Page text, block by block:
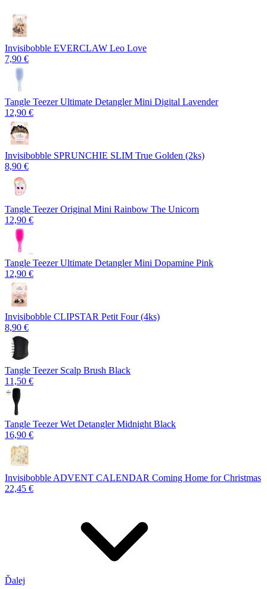
Invisibobble EVERCLAW Leo Love
7,90 €
Tangle Teezer Ultimate Detangler Mini Digital Lavender
12,90 €
Invisibobble SPRUNCHIE SLIM True Golden (2ks)
8,90 €
Tangle Teezer Original Mini Rainbow The Unicorn
12,90 €
Tangle Teezer Ultimate Detangler Mini Dopamine Pink
12,90 €
Invisibobble CLIPSTAR Petit Four (4ks)
8,90 €
Tangle Teezer Scalp Brush Black
11,50 €
Tangle Teezer Wet Detangler Midnight Black
16,90 €
Invisibobble ADVENT CALENDAR Coming Home for Christmas
22,45 €
Ďalej